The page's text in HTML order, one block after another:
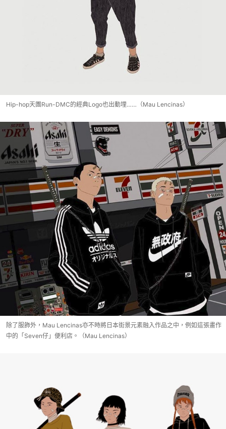
Hip-hop天團Run-DMC的經典Logo也出動埋……（Mau Lencinas）
除了服飾外，Mau Lencinas亦不時將日本街景元素融入作品之中，例如這張畫作
中的「Seven仔」便利店。（Mau Lencinas）